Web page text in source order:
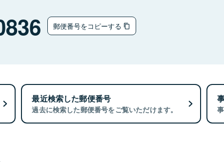
郵便番号をコピーする
最近検索した郵便番号
過去に検索した郵便番号をご覧いただけます。